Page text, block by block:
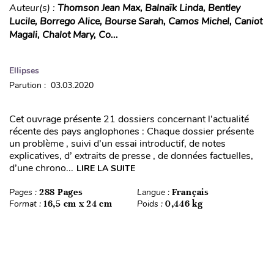
Auteur(s) : Thomson Jean Max, Balnaïk Linda, Bentley
Lucile, Borrego Alice, Bourse Sarah, Camos Michel, Caniot
Magali, Chalot Mary, Co...
Ellipses
Parution : 03.03.2020
Cet ouvrage présente 21 dossiers concernant l’actualité
récente des pays anglophones : Chaque dossier présente
un problème , suivi d’un essai introductif, de notes
explicatives, d’ extraits de presse , de données factuelles,
d’une chrono... LIRE LA SUITE
Pages : 288 Pages Langue : Français
Format : 16,5 cm x 24 cm Poids : 0,446 kg